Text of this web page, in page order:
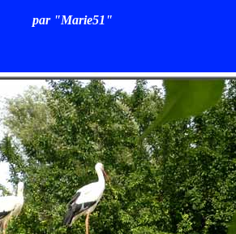
par "Marie51"